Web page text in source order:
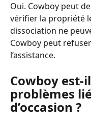
Oui. Cowboy peut
vérifier la propriété
dissociation ne
Cowboy peut
l’assistance.
Cowboy est-
problèmes
d’occasion ?